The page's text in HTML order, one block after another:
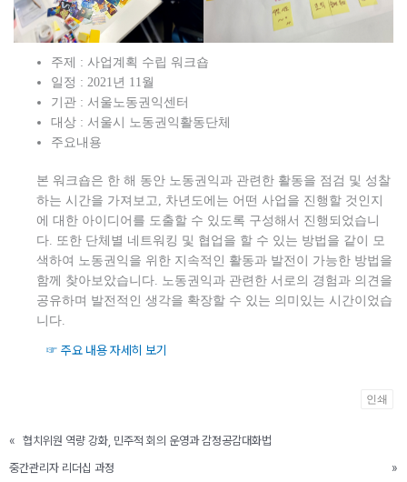
주제 : 사업계획 수립 워크숍
일정 : 2021년 11월
기관 : 서울노동권익센터
대상 : 서울시 노동권익활동단체
주요내용
본 워크숍은 한 해 동안 노동권익과 관련한 활동을 점검 및 성찰
하는 시간을 가져보고, 차년도에는 어떤 사업을 진행할 것인지
에 대한 아이디어를 도출할 수 있도록 구성해서 진행되었습니
다. 또한 단체별 네트워킹 및 협업을 할 수 있는 방법을 같이 모
색하여 노동권익을 위한 지속적인 활동과 발전이 가능한 방법을
함께 찾아보았습니다. 노동권익과 관련한 서로의 경험과 의견을
공유하며 발전적인 생각을 확장할 수 있는 의미있는 시간이었습
니다.
☞ 주요 내용 자세히 보기
인쇄
« 협치위원 역량 강화, 민주적 회의 운영과 감정공감대화법
중간관리자 리더십 과정
»